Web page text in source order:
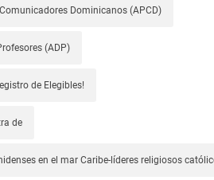
Dominicanos (APCD)
(ADP)
de Elegibles!
de
en el mar Caribe-líderes religiosos